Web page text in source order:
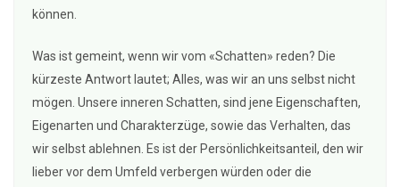
können.
Was ist gemeint, wenn wir vom «Schatten» reden? Die
kürzeste Antwort lautet; Alles, was wir an uns selbst nicht
mögen. Unsere inneren Schatten, sind jene Eigenschaften,
Eigenarten und Charakterzüge, sowie das Verhalten, das
wir selbst ablehnen. Es ist der Persönlichkeitsanteil, den wir
lieber vor dem Umfeld verbergen würden oder die